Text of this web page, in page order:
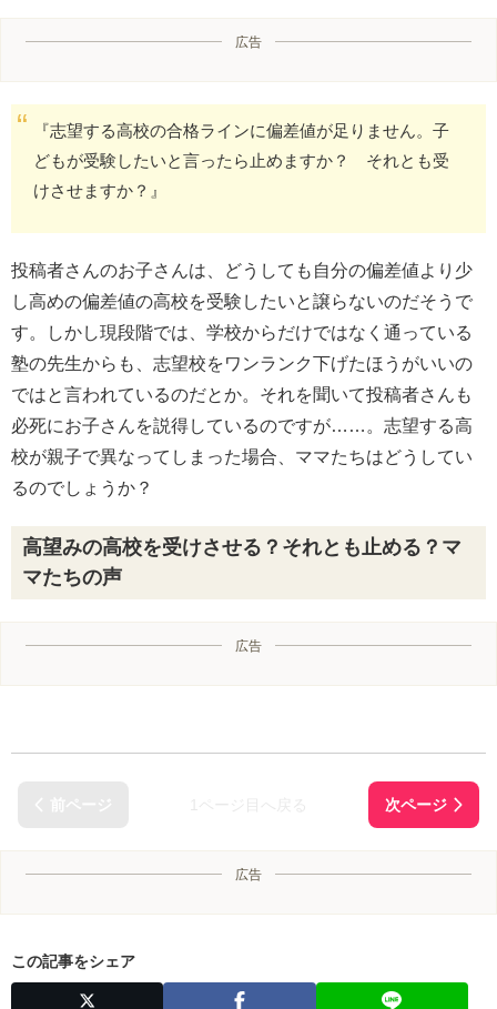
広告
『志望する高校の合格ラインに偏差値が足りません。子
どもが受験したいと言ったら止めますか？ それとも受
けさせますか？』
投稿者さんのお子さんは、どうしても自分の偏差値より少
し高めの偏差値の高校を受験したいと譲らないのだそうで
す。しかし現段階では、学校からだけではなく通っている
塾の先生からも、志望校をワンランク下げたほうがいいの
ではと言われているのだとか。それを聞いて投稿者さんも
必死にお子さんを説得しているのですが……。志望する高
校が親子で異なってしまった場合、ママたちはどうしてい
るのでしょうか？
高望みの高校を受けさせる？それとも止める？マ
マたちの声
広告
広告
この記事をシェア